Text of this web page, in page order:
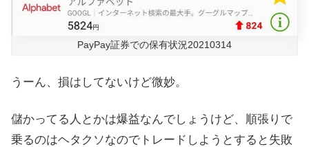
PayPay証券での保有状況20210314
うーん、損はしてないけど微妙。
儲かってる人とかは爆益なんでしょうけど、順張りで
乗るのはヘタクソなのでトレードしようとすると失敗